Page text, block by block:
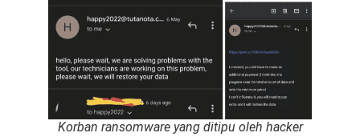
Korban ransomware yang ditipu oleh hacker